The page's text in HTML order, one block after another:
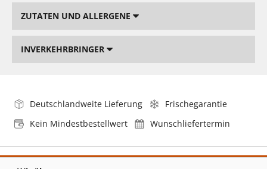
ZUTATEN UND ALLERGENE
INVERKEHRBRINGER
Deutschlandweite Lieferung
Frischegarantie
Kein Mindestbestellwert
Wunschliefertermin